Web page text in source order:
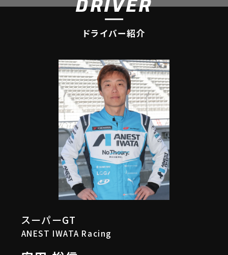
ドライバー紹介
スーパーGT
ANEST IWATA Racing